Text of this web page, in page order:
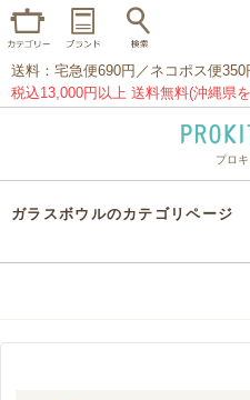
家事問屋 ウェック
プレート グラス
送料：宅急便690円／ネコポス便350
税込13,000円以上 送料無料(沖縄県
プロ
ガラスボウルのカテゴリページ